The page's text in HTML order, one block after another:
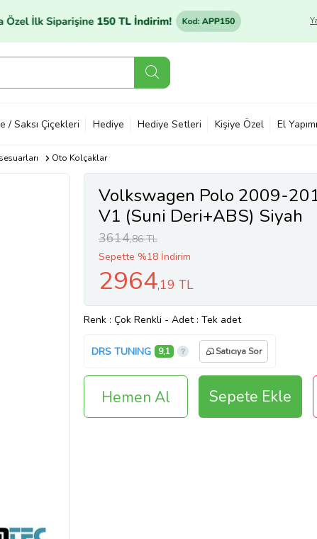
/ Saksı Çiçekleri Hediye Hediye Setleri Kişiye Özel El
Oto Kolçaklar
Volkswagen Polo 2009-
V1 (Suni Deri+ABS) Siyah
3614,86 TL
Sepette %18 İndirim
2964,19 TL
Renk : Çok Renkli - Adet : Tek adet
DRS TUNING 9,1 Satıcıya Sor
Hemen Al Sepete Ekle